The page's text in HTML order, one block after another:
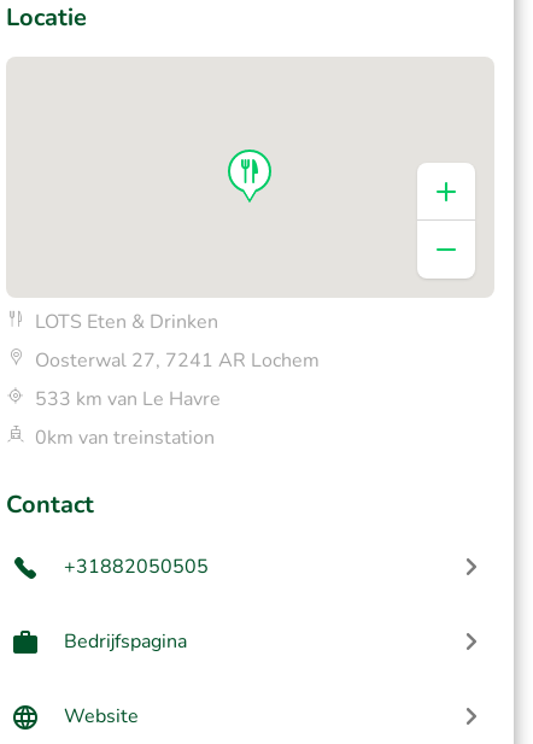
Locatie
LOTS Eten & Drinken
Oosterwal 27, 7241 AR Lochem
533 km van Le Havre
0km van treinstation
Contact
+31882050505
Bedrijfspagina
Website